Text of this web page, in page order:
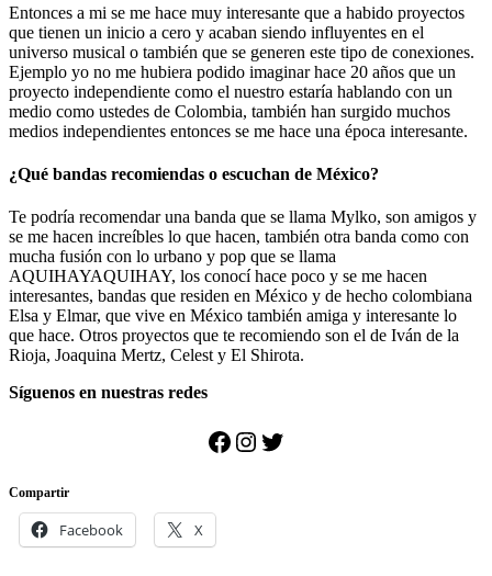
Entonces a mi se me hace muy interesante que a habido proyectos
que tienen un inicio a cero y acaban siendo influyentes en el
universo musical o también que se generen este tipo de conexiones.
Ejemplo yo no me hubiera podido imaginar hace 20 años que un
proyecto independiente como el nuestro estaría hablando con un
medio como ustedes de Colombia, también han surgido muchos
medios independientes entonces se me hace una época interesante.
¿Qué bandas recomiendas o escuchan de México?
Te podría recomendar una banda que se llama Mylko, son amigos y
se me hacen increíbles lo que hacen, también otra banda como con
mucha fusión con lo urbano y pop que se llama
AQUIHAYAQUIHAY, los conocí hace poco y se me hacen
interesantes, bandas que residen en México y de hecho colombiana
Elsa y Elmar, que vive en México también amiga y interesante lo
que hace. Otros proyectos que te recomiendo son el de Iván de la
Rioja, Joaquina Mertz, Celest y El Shirota.
Síguenos en nuestras redes
Facebook
Instagram
Twitter
Compartir
Facebook X